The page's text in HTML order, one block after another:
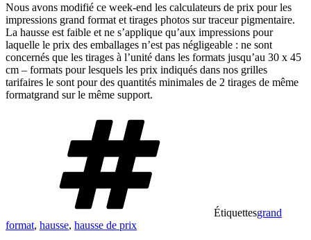
Nous avons modifié ce week-end les calculateurs de prix pour les
impressions grand format et tirages photos sur traceur pigmentaire.
La hausse est faible et ne s’applique qu’aux impressions pour
laquelle le prix des emballages n’est pas négligeable : ne sont
concernés que les tirages à l’unité dans les formats jusqu’au 30 x 45
cm – formats pour lesquels les prix indiqués dans nos grilles
tarifaires le sont pour des quantités minimales de 2 tirages de même
formatgrand sur le même support.
Étiquettesgrand
format, hausse, hausse de prix